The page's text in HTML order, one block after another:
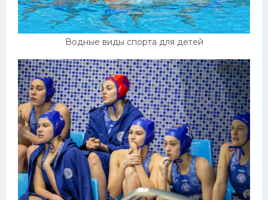
Водные виды спорта для детей